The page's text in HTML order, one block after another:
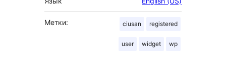
Метки: ciusan registered
user widget wp